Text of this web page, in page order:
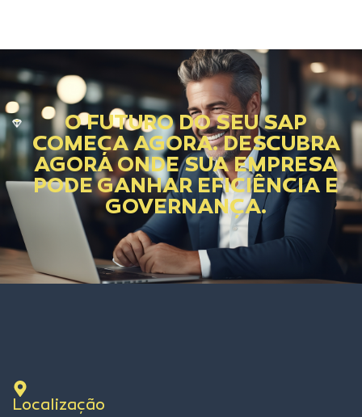
O FUTURO DO SEU SAP
COMEÇA AGORA. DESCUBRA
AGORA ONDE SUA EMPRESA
PODE GANHAR EFICIÊNCIA E
GOVERNANÇA.
Localização